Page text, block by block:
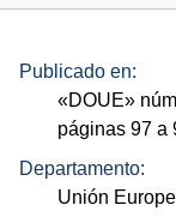
Publicado en:
«DOUE»
páginas 97 a
Departamento:
Unión